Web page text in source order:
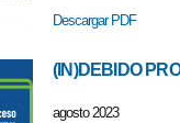
Descargar PDF
(IN)DEBIDO
agosto 2023